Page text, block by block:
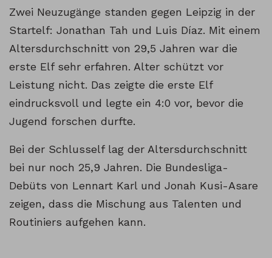
Zwei Neuzugänge standen gegen Leipzig in der
Startelf: Jonathan Tah und Luis Díaz. Mit einem
Altersdurchschnitt von 29,5 Jahren war die
erste Elf sehr erfahren. Alter schützt vor
Leistung nicht. Das zeigte die erste Elf
eindrucksvoll und legte ein 4:0 vor, bevor die
Jugend forschen durfte.
Bei der Schlusself lag der Altersdurchschnitt
bei nur noch 25,9 Jahren. Die Bundesliga-
Debüts von Lennart Karl und Jonah Kusi-Asare
zeigen, dass die Mischung aus Talenten und
Routiniers aufgehen kann.